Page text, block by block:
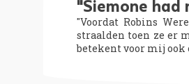
"Siemone
"Voordat Robins
straalden toen ze er
betekent voor mij ook